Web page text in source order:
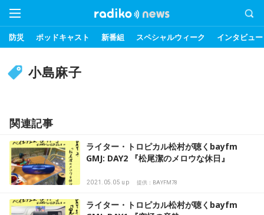
防災 ポッドキャスト 新番組 スペシャルウィーク インタビュー
小島麻子
関連記事
ライター・トロピカル松村が聴くbayfm
GMJ: DAY2 『松尾潔のメロウな休日』
2021.05.05 up 提供：BAYFM78
ライター・トロピカル松村が聴くbayfm